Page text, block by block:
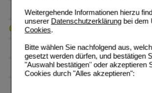
Weitergehende Informationen hierzu
unserer Datenschutzerklärungbei dem
Cookies.
Bitte wählen Sie nachfolgend aus,
gesetzt werden dürfen, und bestätigen
"Auswahl bestätigen" oder akzeptieren
Cookies durch "Alles akzeptieren":